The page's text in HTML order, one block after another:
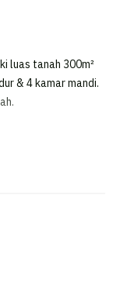
luas tanah 300m²
& 4 kamar mandi.